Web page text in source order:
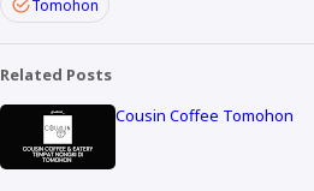
Tomohon
Related Posts
Cousin Coffee Tomohon